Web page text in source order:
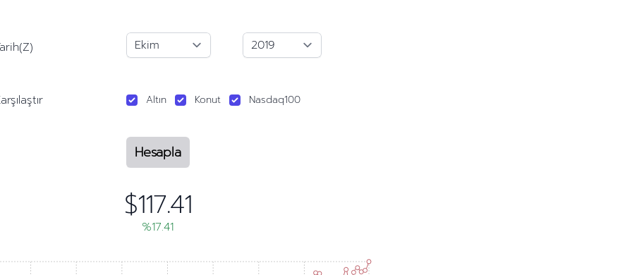
Altın Konut Nasdaq100
Hesapla
$117.41
%17.41